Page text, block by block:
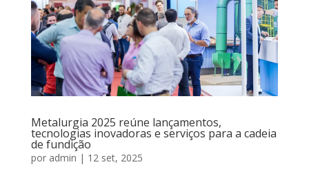
Metalurgia 2025 reúne lançamentos,
tecnologias inovadoras e serviços para a cadeia
de fundição
por admin | 12 set, 2025